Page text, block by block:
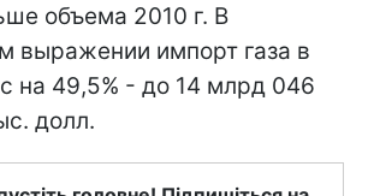
объема 2010 г. В
выражении импорт газа в
на 49,5% - до 14 млрд 046
долл.